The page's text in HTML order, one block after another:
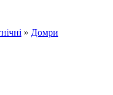
» Домри